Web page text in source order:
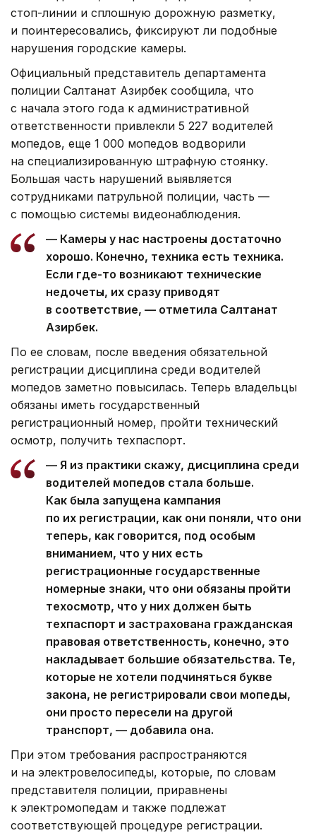
стоп-линии и сплошную дорожную разметку,
и поинтересовались, фиксируют ли подобные
нарушения городские камеры.
Официальный представитель департамента
полиции Салтанат Азирбек сообщила, что
с начала этого года к административной
ответственности привлекли 5 227 водителей
мопедов, еще 1 000 мопедов водворили
на специализированную штрафную стоянку.
Большая часть нарушений выявляется
сотрудниками патрульной полиции, часть —
с помощью системы видеонаблюдения.
— Камеры у нас настроены достаточно
хорошо. Конечно, техника есть техника.
Если где-то возникают технические
недочеты, их сразу приводят
в соответствие, — отметила Салтанат
Азирбек.
По ее словам, после введения обязательной
регистрации дисциплина среди водителей
мопедов заметно повысилась. Теперь владельцы
обязаны иметь государственный
регистрационный номер, пройти технический
осмотр, получить техпаспорт.
— Я из практики скажу, дисциплина среди
водителей мопедов стала больше.
Как была запущена кампания
по их регистрации, как они поняли, что они
теперь, как говорится, под особым
вниманием, что у них есть
регистрационные государственные
номерные знаки, что они обязаны пройти
техосмотр, что у них должен быть
техпаспорт и застрахована гражданская
правовая ответственность, конечно, это
накладывает большие обязательства. Те,
которые не хотели подчиняться букве
закона, не регистрировали свои мопеды,
они просто пересели на другой
транспорт, — добавила она.
При этом требования распространяются
и на электровелосипеды, которые, по словам
представителя полиции, приравнены
к электромопедам и также подлежат
соответствующей процедуре регистрации.